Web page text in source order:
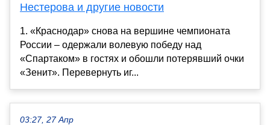
Нестерова и другие новости
1. «Краснодар» снова на вершине чемпионата
России – одержали волевую победу над
«Спартаком» в гостях и обошли потерявший очки
«Зенит». Перевернуть иг...
03:27, 27 Апр